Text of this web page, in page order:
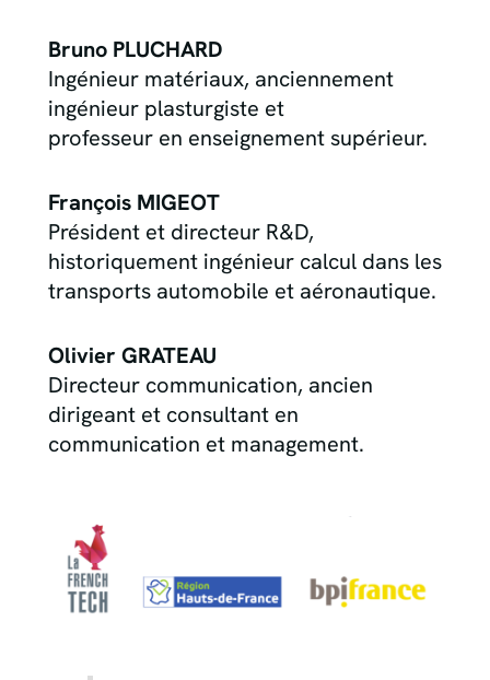
Bruno PLUCHARD
Ingénieur matériaux, anciennement
ingénieur plasturgiste et
professeur en enseignement supérieur.
François MIGEOT
Président et directeur R&D,
historiquement ingénieur calcul dans les
transports automobile et aéronautique.
Olivier GRATEAU
Directeur communication, ancien
dirigeant et consultant en
communication et management.